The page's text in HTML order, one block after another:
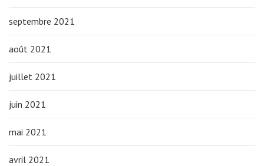
septembre 2021
août 2021
juillet 2021
juin 2021
mai 2021
avril 2021